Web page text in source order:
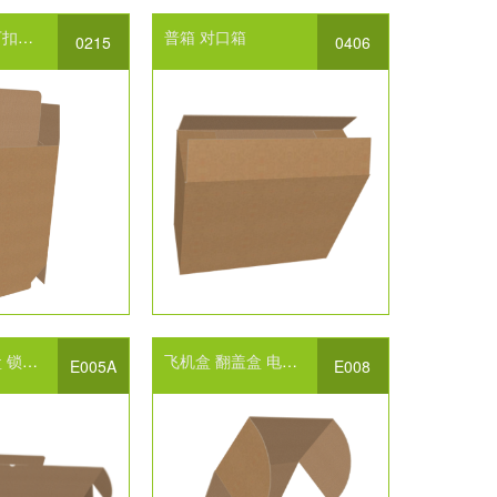
底 包装纸箱设计
0215 普箱 对口箱 0406
锁扣 礼盒包装设计 国际标准箱型包装盒设计
E005A 飞机盒 翻盖盒 电子配件包装 快递包装盒设计
E008